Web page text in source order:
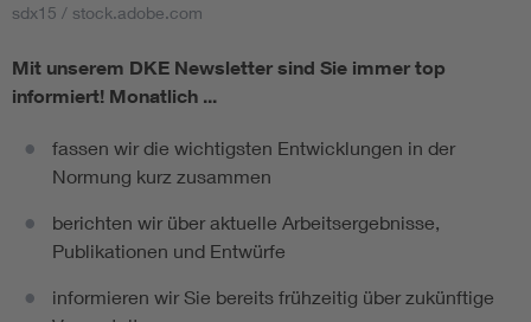
sdx15 / stock.adobe.com
Mit unserem DKE Newsletter sind Sie immer top
informiert! Monatlich ...
fassen wir die wichtigsten Entwicklungen in der
Normung kurz zusammen
berichten wir über aktuelle Arbeitsergebnisse,
Publikationen und Entwürfe
informieren wir Sie bereits frühzeitig über zukünftige